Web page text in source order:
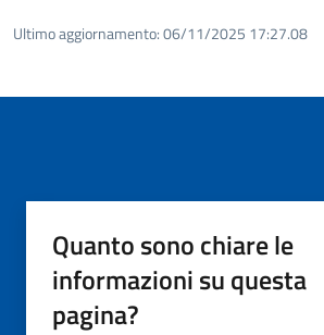
Ultimo aggiornamento:06/11/2025 17:27.08
Quanto sono chiare le
informazioni su questa
pagina?